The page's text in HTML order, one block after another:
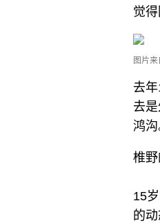
觉得
图片
去
去
鸿
椎野
15
的